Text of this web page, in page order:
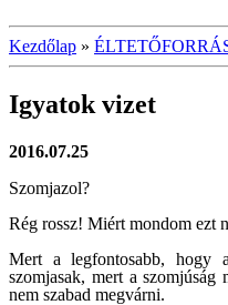
Kezdőlap »
Igyatok vizet
2016.07.25
Szomjazol?
Rég rossz! Miért mondom ezt
Mert a legfontosabb, hogy
szomjasak, mert a szomjúság
nem szabad megvárni.